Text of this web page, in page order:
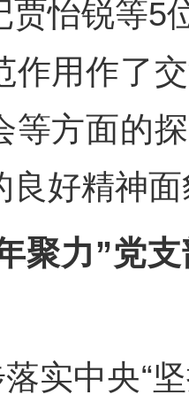
贾怡锐等5
作用作了
等方面的
良好精神
聚力”党
实中央“